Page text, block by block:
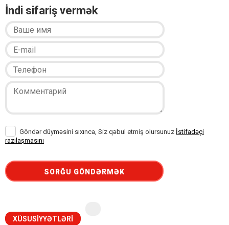
İndi sifariş vermək
Göndər düyməsini sıxınca, Siz qəbul etmiş olursunuz İstifadəçi
razılaşmasını
SORĞU GÖNDƏRMƏK
XÜSUSIYYƏTLƏRI